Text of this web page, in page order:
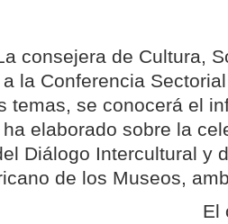
consejera de Cultura,
la Conferencia
temas, se conocerá el
elaborado sobre la
Diálogo Intercultural y
de los Museos,
El